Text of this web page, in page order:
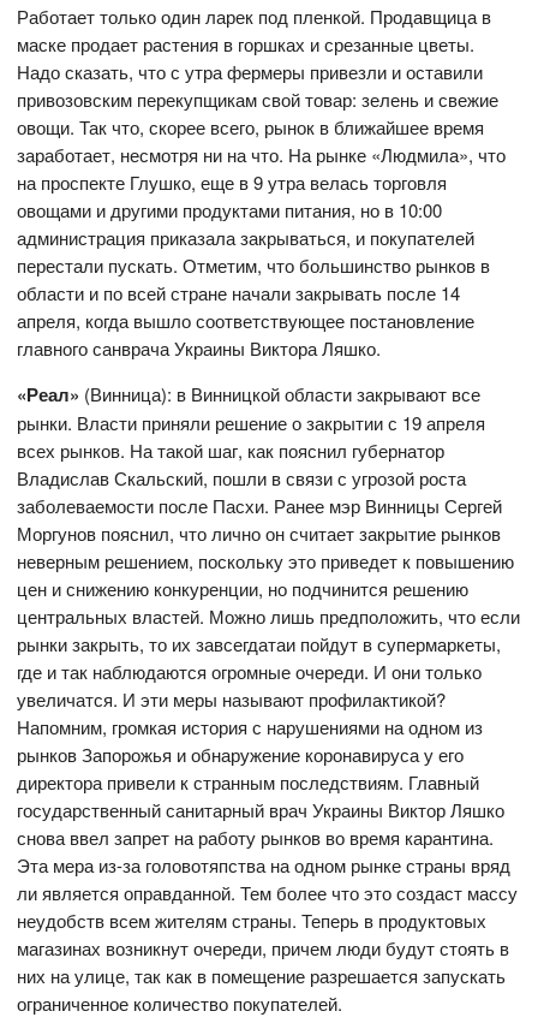
Работает только один ларек под пленкой. Продавщица в
маске продает растения в горшках и срезанные цветы.
Надо сказать, что с утра фермеры привезли и оставили
привозовским перекупщикам свой товар: зелень и свежие
овощи. Так что, скорее всего, рынок в ближайшее время
заработает, несмотря ни на что. На рынке «Людмила», что
на проспекте Глушко, еще в 9 утра велась торговля
овощами и другими продуктами питания, но в 10:00
администрация приказала закрываться, и покупателей
перестали пускать. Отметим, что большинство рынков в
области и по всей стране начали закрывать после 14
апреля, когда вышло соответствующее постановление
главного санврача Украины Виктора Ляшко.
«Реал» (Винница): в Винницкой области закрывают все
рынки. Власти приняли решение о закрытии с 19 апреля
всех рынков. На такой шаг, как пояснил губернатор
Владислав Скальский, пошли в связи с угрозой роста
заболеваемости после Пасхи. Ранее мэр Винницы Сергей
Моргунов пояснил, что лично он считает закрытие рынков
неверным решением, поскольку это приведет к повышению
цен и снижению конкуренции, но подчинится решению
центральных властей. Можно лишь предположить, что если
рынки закрыть, то их завсегдатаи пойдут в супермаркеты,
где и так наблюдаются огромные очереди. И они только
увеличатся. И эти меры называют профилактикой?
Напомним, громкая история с нарушениями на одном из
рынков Запорожья и обнаружение коронавируса у его
директора привели к странным последствиям. Главный
государственный санитарный врач Украины Виктор Ляшко
снова ввел запрет на работу рынков во время карантина.
Эта мера из-за головотяпства на одном рынке страны вряд
ли является оправданной. Тем более что это создаст массу
неудобств всем жителям страны. Теперь в продуктовых
магазинах возникнут очереди, причем люди будут стоять в
них на улице, так как в помещение разрешается запускать
ограниченное количество покупателей.